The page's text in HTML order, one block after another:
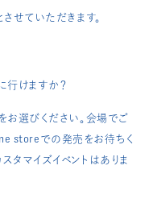
せていただきます。
行けますか？
お選びください。会場でご
storeでの発売をお待ちく
タマイズイベントはありま